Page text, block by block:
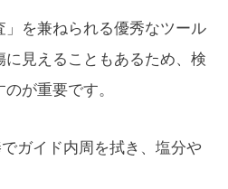
を兼ねられる優秀なツール
見えることもあるため、検
が重要です。
ガイド内周を拭き、塩分や